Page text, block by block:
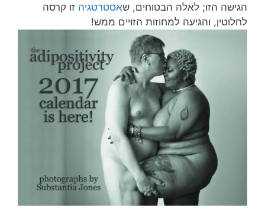
הגישה הזו; לאלה הבטוחים, שאסטרטגיה זו קרסה
לחלוטין, והגיעה למחוזות הזויים ממש!